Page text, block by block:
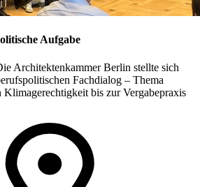
Aufgabe
Architektenkammer Berlin stellte sich
Fachdialog – Thema
Klimagerechtigkeit bis zur Vergabepraxis